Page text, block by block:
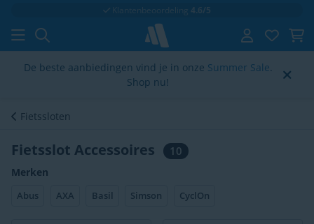
Klantenbeoordeling 4.6/5
De beste aanbiedingen vind je in onze Summer Sale.
Shop nu!
Fietssloten
Fietsslot Accessoires 10
Merken
Abus AXA Basil Simson CyclOn